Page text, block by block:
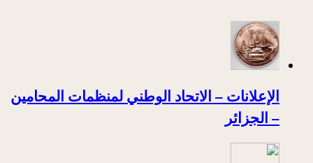
الإعلانات – الاتحاد الوطني لمنظمات المحامين
– الجزائر